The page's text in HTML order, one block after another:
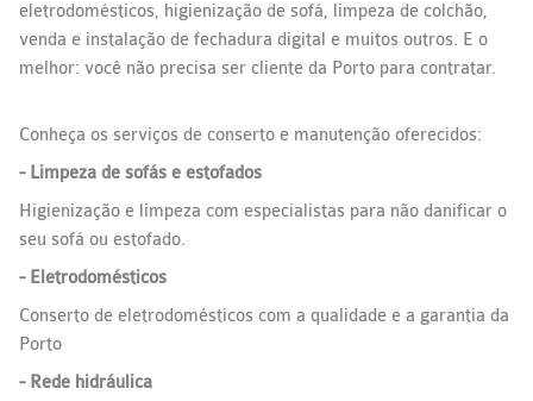
eletrodomésticos, higienização de sofá, limpeza de colchão,
venda e instalação de fechadura digital e muitos outros. E o
melhor: você não precisa ser cliente da Porto para contratar.
Conheça os serviços de conserto e manutenção oferecidos:
- Limpeza de sofás e estofados
Higienização e limpeza com especialistas para não danificar o
seu sofá ou estofado.
- Eletrodomésticos
Conserto de eletrodomésticos com a qualidade e a garantia da
Porto
- Rede hidráulica